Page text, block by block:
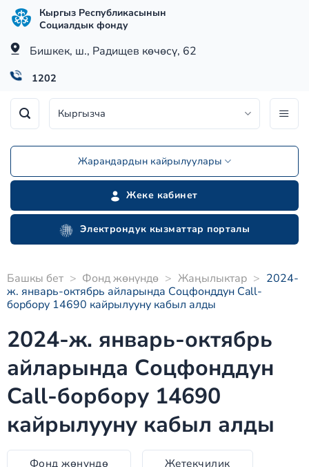
Skip
content
Кыргыз Республикасынын
Социалдык фонду
Бишкек, ш., Радищев көчөсү, 62
1202
Кыргызча
Жарандардын кайрылуулары
Жеке кабинет
Электрондук кызматтар порталы
Башкы бет > Фонд жөнүндө > Жаңылыктар > 2024-
ж. январь-октябрь айларында Соцфонддун Call-
борбору 14690 кайрылууну кабыл алды
2024-ж. январь-октябрь
айларында Соцфонддун
Call-борбору 14690
кайрылууну кабыл алды
Фонд жөнүндө Жетекчилик